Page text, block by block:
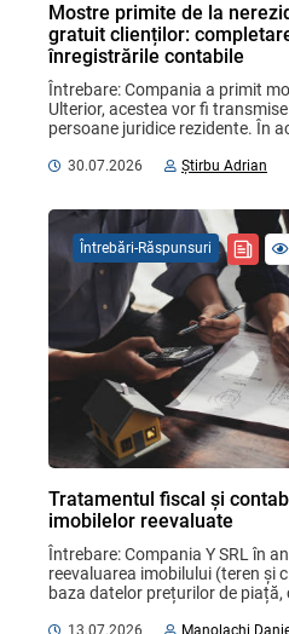
Mostre primite de la
gratuit clienților:
înregistrările contabile
Întrebare: Compania a primit
Ulterior, acestea vor fi
persoane juridice rezidente. În
30.07.2026 Știrbu Adrian
Tratamentul fiscal și
imobilelor reevaluate
Întrebare: Compania Y SRL în
reevaluarea imobilului (teren și
baza datelor prețurilor de
13.07.2026 Manolachi
Întrebări-Răspunsuri